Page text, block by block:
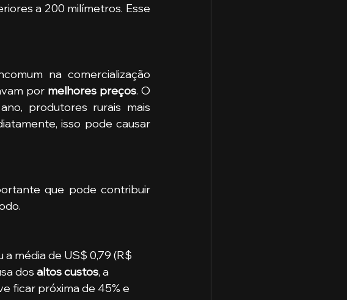
a 200 milímetros. Esse
na comercialização
por melhores preços. O
produtores rurais mais
que pode contribuir
média de US$ 0,79 (R$
dos altos custos, a
ficar próxima de 45% e